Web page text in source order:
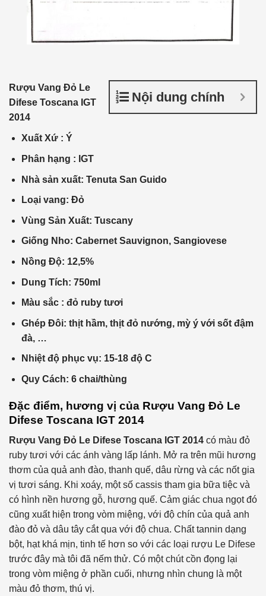
Nội dung chính
Rượu Vang Đỏ Le
Difese Toscana IGT
2014
Xuất Xứ : Ý
Phân hạng : IGT
Nhàsản xuất: Tenuta San Guido
Loại vang: Đỏ
Vùng Sản Xuất: Tuscany
Giống Nho: Cabernet Sauvignon, Sangiovese
Nồng Độ: 12,5%
Dung Tích: 750ml
Màu sắc : đỏ ruby tươi
Ghép Đôi: thịt hầm, thịt đỏ nướng, mỳ ý với sốt đậm
đà, …
Nhiệt độ phục vụ: 15-18 độ C
Quy Cách: 6 chai/thùng
Đặc điểm, hương vị của Rượu Vang Đỏ Le
Difese Toscana IGT 2014
Rượu Vang Đỏ Le Difese Toscana IGT 2014 có màu đỏ
ruby ​​tươi với các ánh vàng lấp lánh. Mở ra trên mũi hương
thơm của quả anh đào, thanh quế, dâu rừng và các nốt gia
vị tươi sáng. Khi xoáy, một số cassis tham gia bữa tiệc và
có hình nền hương gỗ, hương quế. Cảm giác chua ngọt đó
cũng xuất hiện trong vòm miệng, với độ chín của quả anh
đào đỏ và dâu tây cắt qua với độ chua. Chất tannin dạng
bột, hạt khá mịn, tinh tế hơn so với các loại rượu Le Difese
trước đây mà tôi đã nếm thử. Có một chút cồn đọng lại
trong vòm miệng ở phần cuối, nhưng nhìn chung là một
màu đỏ thơm, thú vị.